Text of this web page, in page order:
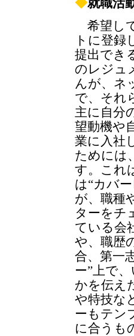
◆就職活
希望し
トに登録
提出でき
のレジュ
んが、ネ
で、それ
主に自分
望動機や
業に入社
ためには
す。これ
は“カバ
が、職種
ターをチ
ている会
や、職歴
合、第一
ー”上で
かを伝え
や特技な
ーもテン
に合うも